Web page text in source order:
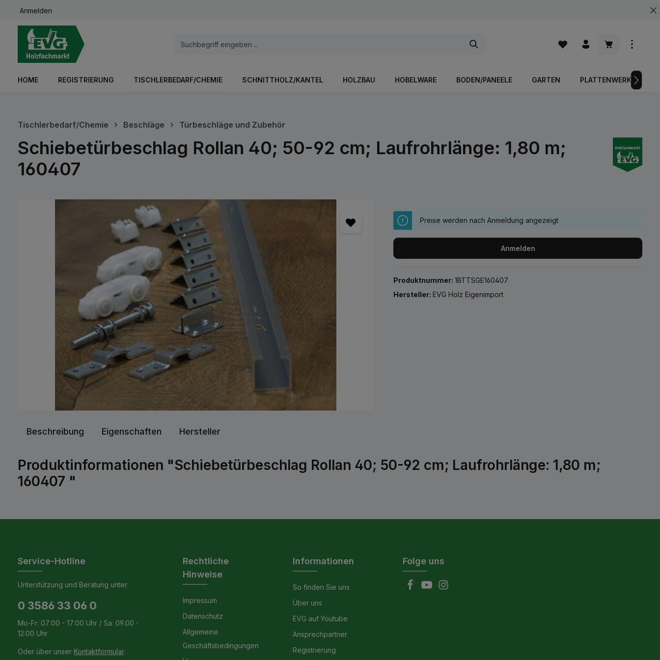
Zur Hauptnavigation springen
Anmelden
Warenkorb
HOME REGISTRIERUNG TISCHLERBEDARF/CHEMIE SCHNITTHOLZ/KANTEL HOLZBAU HOBELWARE BODEN/PANEELE GARTEN PLATTENWERKSTOFFE
Tischlerbedarf/Chemie Beschläge Türbeschläge und Zubehör
Schiebetürbeschlag Rollan 40; 50-92 cm; Laufrohrlänge: 1,80 m;
160407
Preise werden nach Anmeldung angezeigt
Anmelden
Produktnummer:1BTTSGE160407
Hersteller:EVG Holz Eigenimport
Beschreibung Eigenschaften Hersteller
Produktinformationen "Schiebetürbeschlag Rollan 40; 50-92 cm; Laufrohrlänge: 1,80 m;
160407 "
Service-Hotline
Unterstützung und Beratung unter:
0 3586 33 06 0
Mo-Fr: 07:00 - 17:00 Uhr / Sa: 09:00 -
12:00 Uhr
Oder über unser Kontaktformular.
Rechtliche
Hinweise
Impressum
Datenschutz
Allgemeine
Geschäftsbedingungen
Informationen
So finden Sie uns
Über uns
EVG auf Youtube
Ansprechpartner
Registrierung
Folge uns